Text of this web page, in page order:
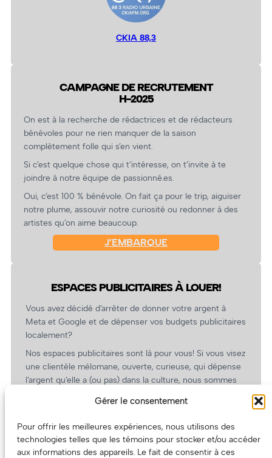
Gérer le consentement
Pour offrir les meilleures expériences, nous utilisons des
technologies telles que les témoins pour stocker et/ou accéder
aux informations des appareils. Le fait de consentir à ces
CKIA 88,3
CAMPAGNE DE RECRUTEMENT
H-2025
On est à la recherche de rédactrices et de rédacteurs
bénévoles pour ne rien manquer de la saison
complètement folle qui s’en vient.
Si c’est quelque chose qui t’intéresse, on t’invite à te
joindre à notre équipe de passionné.es.
Oui, c’est 100 % bénévole. On fait ça pour le trip, aiguiser
notre plume, assouvir notre curiosité ou redonner à des
artistes qu’on aime beaucoup.
J’EMBARQUE
ESPACES PUBLICITAIRES À LOUER!
Vous avez décidé d’arrêter de donner votre argent à
Meta et Google et de dépenser vos budgets publicitaires
localement?
Nos espaces publicitaires sont là pour vous! Si vous visez
une clientèle mélomane, ouverte, curieuse, qui dépense
l’argent qu’elle a (ou pas) dans la culture, nous sommes
revient.
(Oui, on va avoir des tarifs spéciaux pour vous, les